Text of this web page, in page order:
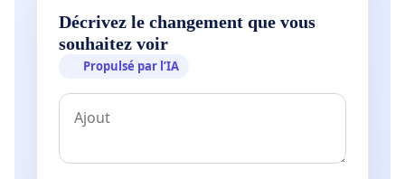
Décrivez le changement que vous
souhaitez voir
Propulsé par l’IA